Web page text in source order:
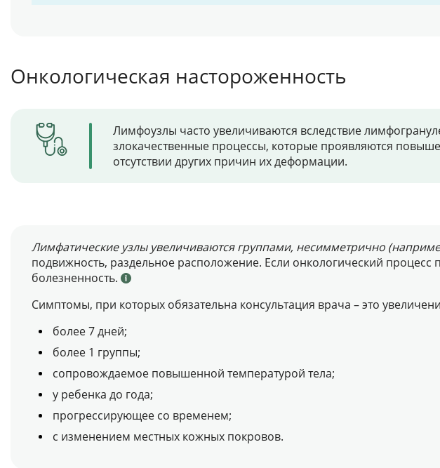
Онкологическая настороженность
Лимфоузлы часто увеличиваются вследствие
злокачественные процессы, которые проявляются
отсутствии других причин их деформации.
Лимфатические узлы увеличиваются группами, несимметрично
подвижность, раздельное расположение. Если онкологический
болезненность.
Симптомы, при которых обязательна консультация врача – это
более 7 дней;
более 1 группы;
сопровождаемое повышенной температурой тела;
у ребенка до года;
прогрессирующее со временем;
с изменением местных кожных покровов.